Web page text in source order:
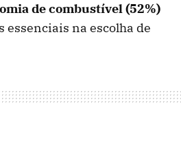
de combustível (52%)
essenciais na escolha de